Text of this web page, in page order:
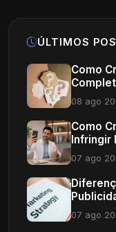
ÚLTIMOS
Como
08 ago
Como
Infringir
07 ago
07 ago